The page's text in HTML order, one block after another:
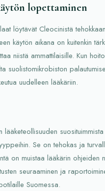
lopettaminen
löytävät Cleocinistä
käytön aikana on kuitenkin
niistä ammattilaisille. Kun
suolistomikrobiston
uudelleen lääkäriin.
lääketeollisuuden
Se on tehokas ja
on muistaa lääkärin ohjeiden
seuraaminen ja
Suomessa.